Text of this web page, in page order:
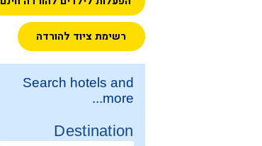
רשימת ציוד להורדה
Search hotels and
more...
Destination